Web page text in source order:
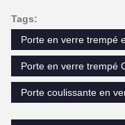
Tags:
Porte en verre trempé
Porte en verre trempé
Porte coulissante en